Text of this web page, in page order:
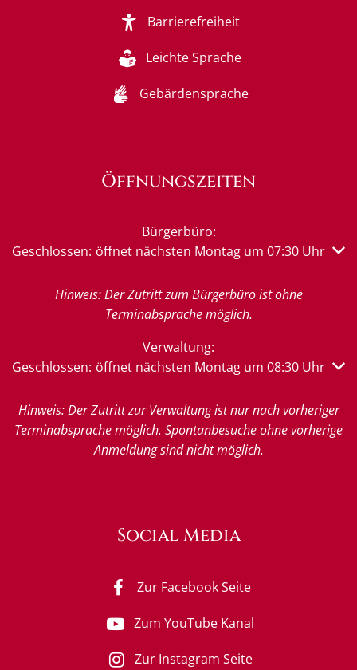
Barrierefreiheit
Leichte Sprache
Gebärdensprache
Öffnungszeiten
Bürgerbüro:
Klicken, um weitere Öffnungs- oder Schließzeiten
Geschlossen: öffnet nächsten Montag um 07:30 Uhr
Hinweis: Der Zutritt zum Bürgerbüro ist ohne
Terminabsprache möglich.
Verwaltung:
Klicken, um weitere Öffnungs- oder Schließzeiten
Geschlossen: öffnet nächsten Montag um 08:30 Uhr
Hinweis: Der Zutritt zur Verwaltung ist nur nach vorheriger
Terminabsprache möglich. Spontanbesuche ohne vorherige
Anmeldung sind nicht möglich.
Social Media
Zur Facebook Seite
Zum YouTube Kanal
Zur Instagram Seite